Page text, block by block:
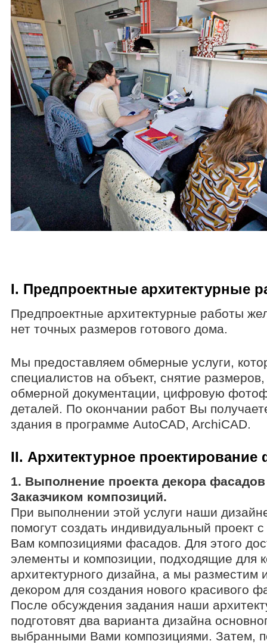
I. Предпроектные архитектурные
Предпроектные архитектурные работы
нет точных размеров готового дома.
Мы предоставляем обмерные услуги,
специалистов на объект, снятие
обмерной документации, цифровую
деталей. По окончании работ Вы
здания в программе AutoCAD, ArchiCAD.
II. Архитектурное проектирование
1. Выполнение проекта декора
Заказчиком композиций.
При выполнении этой услуги наши
помогут создать индивидуальный проект
Вам композициями фасадов. Для этого
элементы и композиции, подходящие для
архитектурного дизайна, а мы разместим
декором для создания нового красивого
После обсуждения задания наши
подготовят два варианта дизайна
выбранными Вами композициями. Затем,